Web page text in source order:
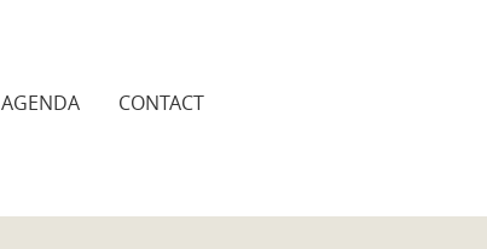
AGENDA CONTACT